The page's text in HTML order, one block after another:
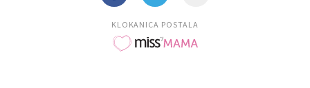
KLOKANICA POSTALA